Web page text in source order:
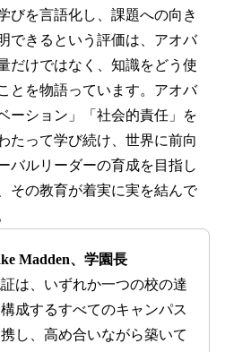
びを言語化し、課題への向き
できるという評価は、アオバ
だけではなく、知識をどう使
とを物語っています。アオバ
ーション」「社会的責任」を
たって学び続け、世界に前向
バルリーダーの育成を目指し
その教育が着実に実を結んで
Madden、学園長
は、いずれか一つの校の達
成するすべてのキャンパス
し、高め合いながら築いて